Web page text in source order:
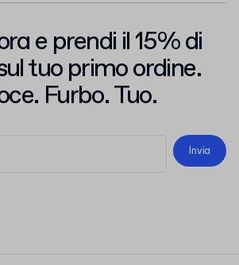
e prendi il 15% di
tuo primo ordine.
Furbo. Tuo.
Invia